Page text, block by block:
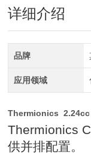
详细介绍
品牌
应用领域
Thermionics
Thermionics
供并排配置。